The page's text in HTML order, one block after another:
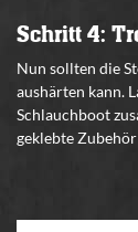
Schritt 4:
Nun sollten die
aushärten kann.
Schlauchboot
geklebte